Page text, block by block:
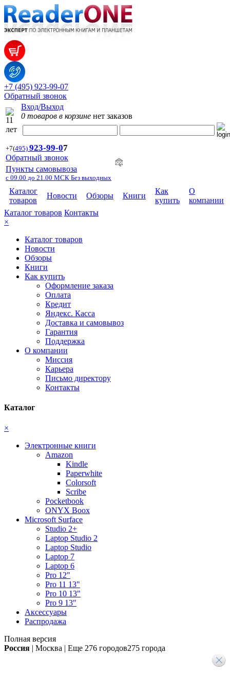
+7 (495) 923-99-07
Обратный звонок
Вход/Выход
0 товаров в корзине нет заказов
+7(495) 923-99-07
Обратный звонок
Пункты самовывоза
с 09.00 до 21.00 МСК Без выходных
Каталог
товаров
Новости Обзоры Книги
Как
купить
О
компании
Каталог товаров Контакты
×
Каталог товаров
Новости
Обзоры
Книги
Как купить
Оформление заказа
Оплата
Кредит
Яндекс. Касса
Доставка и самовывоз
Гарантия
Поддержка
О компании
Миссия
Карьера
Письмо директору
Контакты
Каталог
×
Электронные книги
Amazon
Kindle
Paperwhite
Colorsoft
Scribe
Pocketbook
ONYX Boox
Microsoft Surface
Studio 2+
Laptop Studio 2
Laptop Studio
Laptop 7
Laptop 6
Pro 12"
Pro 11 13"
Pro 10 13"
Pro 9 13"
Аксессуары
Распродажа
Полная версия
Россия | Москва | Еще 276 городов275 города